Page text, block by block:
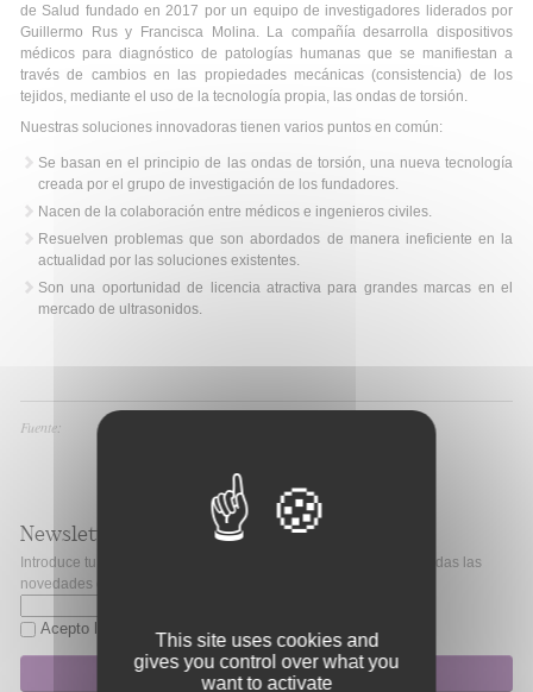
de Salud fundado en 2017 por un equipo de investigadores liderados por
Guillermo Rus y Francisca Molina. La compañía desarrolla dispositivos
médicos para diagnóstico de patologías humanas que se manifiestan a
través de cambios en las propiedades mecánicas (consistencia) de los
tejidos, mediante el uso de la tecnología propia, las ondas de torsión.
Nuestras soluciones innovadoras tienen varios puntos en común:
Se basan en el principio de las ondas de torsión, una nueva tecnología
creada por el grupo de investigación de los fundadores.
Nacen de la colaboración entre médicos e ingenieros civiles.
Resuelven problemas que son abordados de manera ineficiente en la
actualidad por las soluciones existentes.
Son una oportunidad de licencia atractiva para grandes marcas en el
mercado de ultrasonidos.
Fuente:
Newsletter
Introduce tu correo electrónico si quieres mantenerte al día de todas las
novedades de Fibao.
Acepto la
Suscripción
This site uses cookies and
gives you control over what you
want to activate